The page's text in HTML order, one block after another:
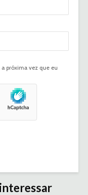
próxima vez que eu